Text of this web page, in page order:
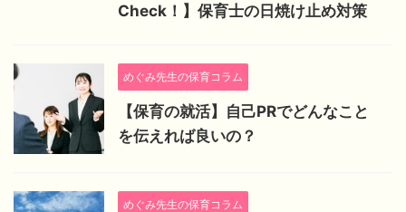
Check！】保育士の日焼け止め対策
めぐみ先生の保育コラム
【保育の就活】自己PRでどんなこと
を伝えれば良いの？
めぐみ先生の保育コラム